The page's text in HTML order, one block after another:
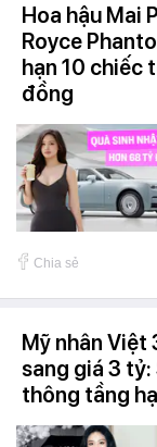
Hoa hậu Mai
Royce
hạn 10 chiếc
đồng
Chia sẻ
Mỹ nhân Việt
sang giá 3
thông tầng